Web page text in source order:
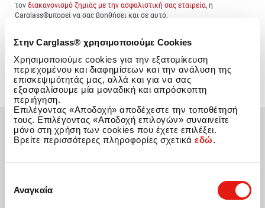
Στην Carglass® χρησιμοποιούμε Cookies
Χρησιμοποιούμε cookies για την εξατομίκευση
περιεχομένου και διαφημίσεων και την ανάλυση της
επισκεψιμότητάς μας, αλλά και για να σας
εξασφαλίσουμε μία μοναδική και απρόσκοπτη
περιήγηση.
Επιλέγοντας «Αποδοχή» αποδέχεστε την τοποθέτησή
τους. Επιλέγοντας «Αποδοχή επιλογών» συναινείτε
μόνο στη χρήση των cookies που έχετε επιλέξει.
Βρείτε περισσότερες πληροφορίες σχετικά εδώ.
συγκατάθεσης
Αναγκαία
τον διακανονισμό ζημιάς με την ασφαλιστική σας εταιρεία, η
Carglass®μπορεί να σας βοηθήσει και σε αυτό.
γρήγορα ένα χτυπημένο παρμπρίζ, επαναφέροντάς το στην αρχική του
κατάσταση και αντοχή,
εδώ.